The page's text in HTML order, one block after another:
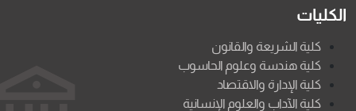
الكليات
كلية الشريعة والقانون
كلية هندسة وعلوم الحاسوب
كلية الإدارة والاقتصاد
كلية الآداب والعلوم الإنسانية